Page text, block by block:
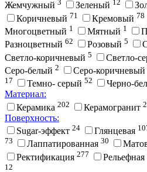
Жемчужный 3 Зеленый 12
Коричневый 71 Кремовый 78
Многоцветный 1 Мятный 1
Разноцветный 62 Розовый 5
Светло-коричневый 5 Светло-
Серо-белый 2 Серо-коричневый
17 Темно- серый 52 Черно-
Материал:
Керамика 202 Керамогранит
Поверхность:
Sugar-эффект 24 Глянцевая
73 Лаппатированная 30
Ректификация 277 Рельефная
12